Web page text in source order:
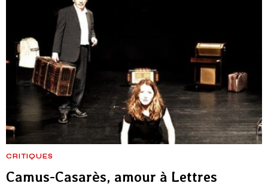
CRITIQUES
Camus-Casarès, amour à Lettres